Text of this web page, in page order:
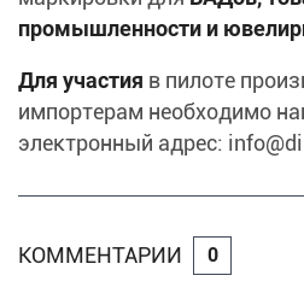
промышленности и
Для участия в пилоте
импортерам необходимо
электронный адрес:
КОММЕНТАРИИ 0